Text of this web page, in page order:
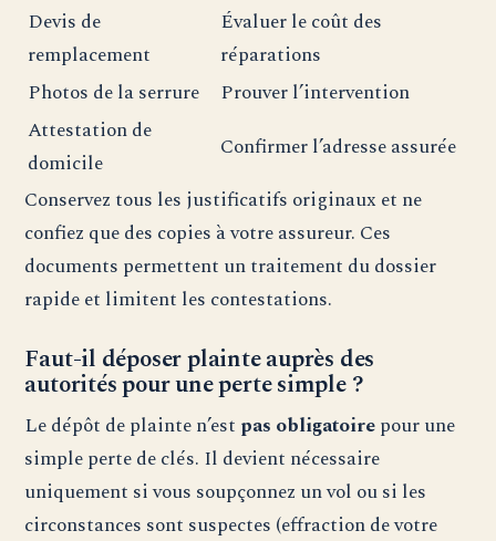
Devis de
remplacement
Évaluer le coût des
réparations
Photos de la serrure
Prouver l’intervention
Attestation de
domicile
Confirmer l’adresse assurée
Conservez tous les justificatifs originaux et ne
confiez que des copies à votre assureur. Ces
documents permettent un traitement du dossier
rapide et limitent les contestations.
Faut-il déposer plainte auprès des
autorités pour une perte simple ?
Le dépôt de plainte n’est pas obligatoirepour une
simple perte de clés. Il devient nécessaire
uniquement si vous soupçonnez un vol ou si les
circonstances sont suspectes (effraction de votre